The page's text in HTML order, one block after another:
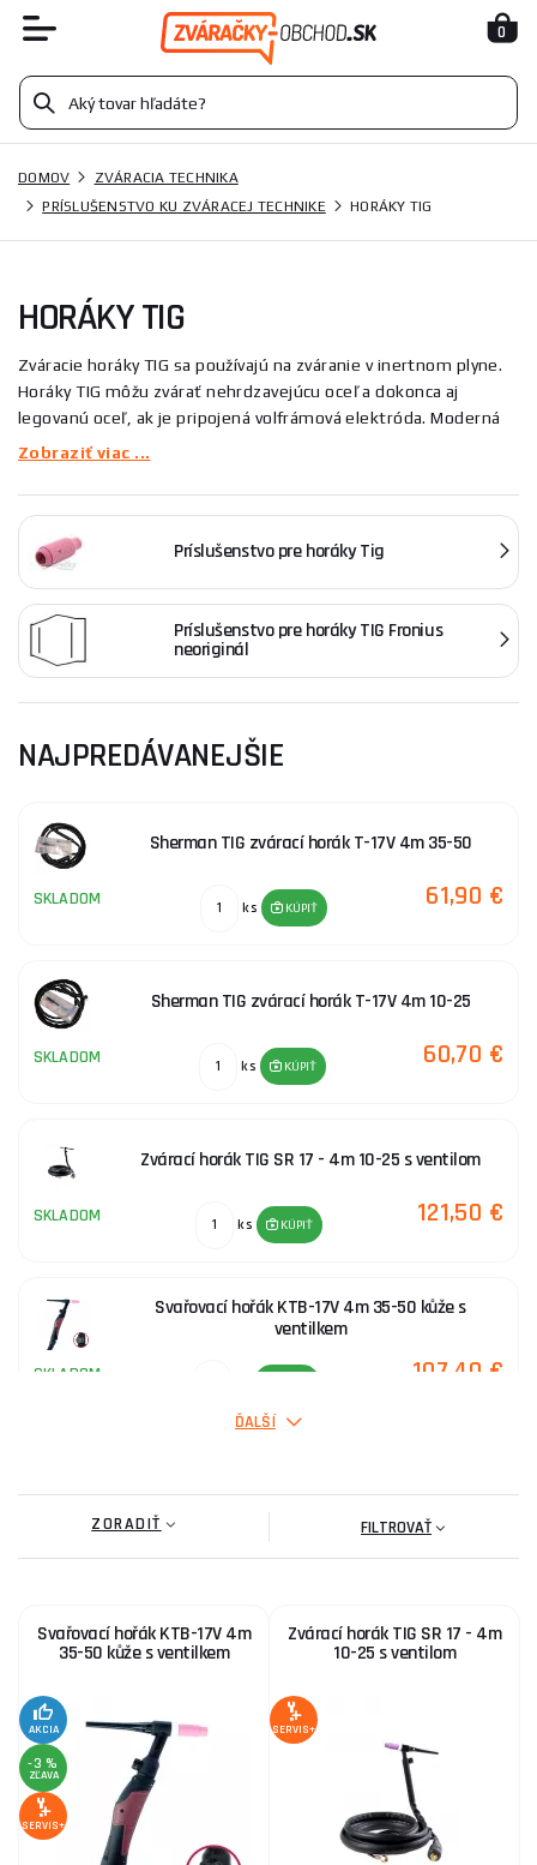
0
DOMOV
ZVÁRACIA TECHNIKA
PRÍSLUŠENSTVO KU ZVÁRACEJ TECHNIKE
HORÁKY TIG
HORÁKY TIG
Zváracie horáky TIG sa používajú na zváranie v inertnom plyne.
Horáky TIG môžu zvárať nehrdzavejúcu oceľ a dokonca aj
legovanú oceľ, ak je pripojená volfrámová elektróda. Moderná
konštrukcia horákov zaručuje dlhodobé a bezproblémové
reguláciu prietoku ochranného plynu. Sú vhodné pre všetky
hlavné značky na trhu - okrem iných KITin, GAMA, KUTIL, PINGL,
ONDULIX, EINHELL.
Zobraziť viac ...
Príslušenstvo pre horáky Tig
Príslušenstvo pre horáky TIG Fronius
neoriginál
NAJPREDÁVANEJŠIE
Sherman TIG zvárací horák T-17V 4m 35-50
SKLADOM ks KÚPIŤ 61,90 €
Sherman TIG zvárací horák T-17V 4m 10-25
SKLADOM ks KÚPIŤ 60,70 €
Zvárací horák TIG SR 17 - 4m 10-25 s ventilom
SKLADOM ks KÚPIŤ 121,50 €
Svařovací hořák KTB-17V 4m 35-50 kůže s
ventilkem
SKLADOM 107,40 €
SKLADOM u dodávateľa 120,80 €
Kowax Teleso horáka T17A FLEXI
SKLADOM KÚPIŤ
Zvárací horák TIG s potenciometrom pre Jasic TIG
u dodávateľa 147,00 €
ĎALŠÍ
ZORADIŤ FILTROVAŤ
Svařovací hořák KTB-17V 4m
35-50 kůže s ventilkem
AKCIA
-3 %
ZĽAVA
SERVIS+
Zvárací horák TIG SR 17 - 4m
10-25 s ventilom
SERVIS+